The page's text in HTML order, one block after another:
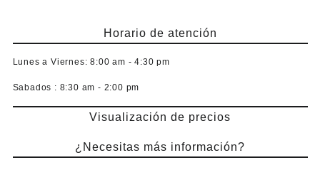
Horario de atención
Lunes a Viernes: 8:00 am - 4:30 pm
Sabados : 8:30 am - 2:00 pm
Visualización de precios
¿Necesitas más información?